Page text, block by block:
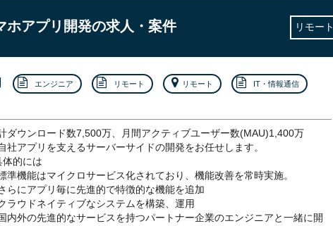
ホアプリ開発の求人・案件 リモート
エンジニア リモート リモート IT・情報通信
ダウンロード数7,500万、月間アクティブユーザー数(MAU)1,400万
社アプリを支えるサーバーサイドの開発をお任せします。
体的には
準機能はマイクロサービス化されており、機能改善を常時実施。
らにアプリ毎に先進的で特徴的な機能を追加
ラウドネイティブなシステムを構築、運用
内外の先進的なサービスを持つパートナー企業のエンジニアと一緒に開